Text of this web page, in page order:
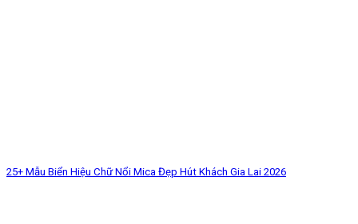
25+ Mẫu Biển Hiệu Chữ Nổi Mica Đẹp Hút Khách Gia Lai 2026